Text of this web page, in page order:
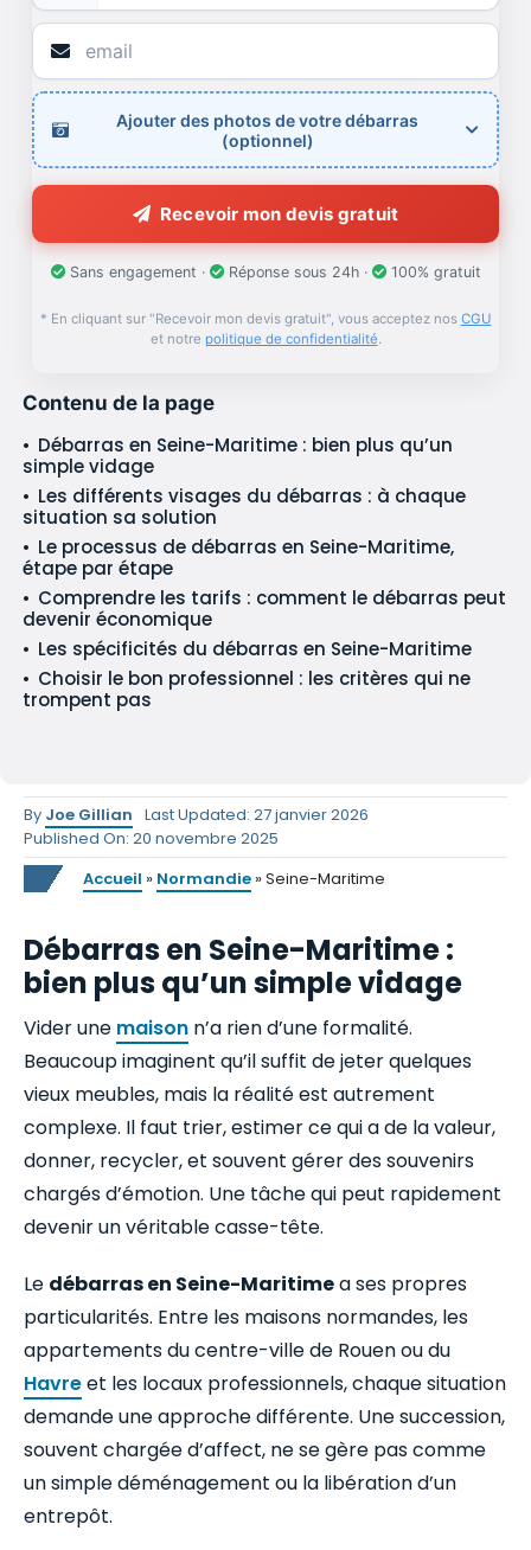
Ajouter des photos de votre débarras
(optionnel)
Recevoir mon devis gratuit
Sans engagement · Réponse sous 24h · 100% gratuit
* En cliquant sur "Recevoir mon devis gratuit", vous acceptez nos CGU
et notre politique de confidentialité.
Contenu de la page
Débarras en Seine-Maritime : bien plus qu’un
simple vidage
Les différents visages du débarras : à chaque
situation sa solution
Le processus de débarras en Seine-Maritime,
étape par étape
Comprendre les tarifs : comment le débarras peut
devenir économique
Les spécificités du débarras en Seine-Maritime
Choisir le bon professionnel : les critères qui ne
trompent pas
By Joe Gillian Last Updated: 27 janvier 2026
Published On: 20 novembre 2025
Accueil » Normandie »Seine-Maritime
Débarras en Seine-Maritime :
bien plus qu’un simple vidage
Vider une maison n’a rien d’une formalité.
Beaucoup imaginent qu’il suffit de jeter quelques
vieux meubles, mais la réalité est autrement
complexe. Il faut trier, estimer ce qui a de la valeur,
donner, recycler, et souvent gérer des souvenirs
chargés d’émotion. Une tâche qui peut rapidement
devenir un véritable casse-tête.
Le débarras en Seine-Maritimea ses propres
particularités. Entre les maisons normandes, les
appartements du centre-ville de Rouen ou du
Havreet les locaux professionnels, chaque situation
demande une approche différente. Une succession,
souvent chargée d’affect, ne se gère pas comme
un simple déménagement ou la libération d’un
entrepôt.